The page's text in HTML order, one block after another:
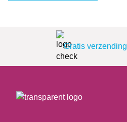
Gratis verzending